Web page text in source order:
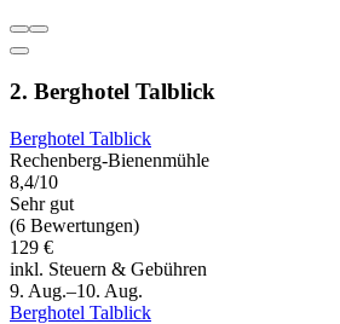
2. Berghotel Talblick
Berghotel Talblick
Rechenberg-Bienenmühle
8,4/10
Sehr gut
(6 Bewertungen)
129 €
inkl. Steuern & Gebühren
9. Aug.–10. Aug.
Berghotel Talblick